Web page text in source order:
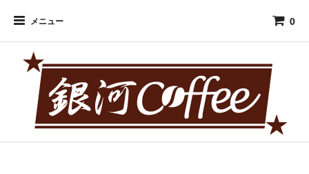
メニュー 0